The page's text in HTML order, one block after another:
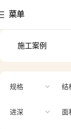
菜单
施工案例